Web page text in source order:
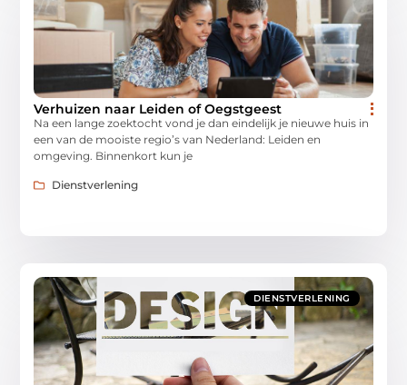
Verhuizen naar Leiden of Oegstgeest
Na een lange zoektocht vond je dan eindelijk je nieuwe huis in
een van de mooiste regio’s van Nederland: Leiden en
omgeving. Binnenkort kun je
Dienstverlening
DIENSTVERLENING